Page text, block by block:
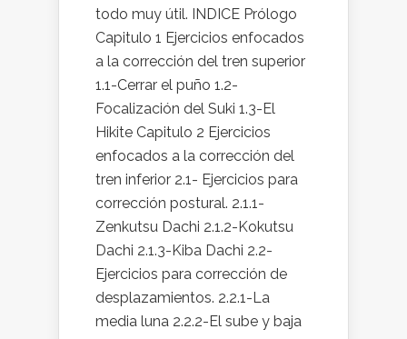
todo muy útil. INDICE Prólogo
Capitulo 1 Ejercicios enfocados
a la corrección del tren superior
1.1-Cerrar el puño 1.2-
Focalización del Suki 1.3-El
Hikite Capitulo 2 Ejercicios
enfocados a la corrección del
tren inferior 2.1- Ejercicios para
corrección postural. 2.1.1-
Zenkutsu Dachi 2.1.2-Kokutsu
Dachi 2.1.3-Kiba Dachi 2.2-
Ejercicios para corrección de
desplazamientos. 2.2.1-La
media luna 2.2.2-El sube y baja